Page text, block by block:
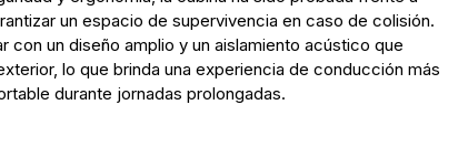
un espacio de supervivencia en caso de colisión.
con un diseño amplio y un aislamiento acústico que
lo que brinda una experiencia de conducción más
durante jornadas prolongadas.